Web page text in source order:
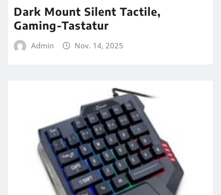
Dark Mount Silent Tactile,
Gaming-Tastatur
Admin Nov. 14, 2025